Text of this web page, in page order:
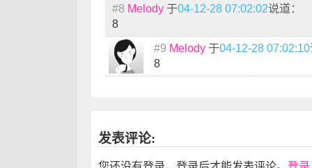
#8 Melody 于04-12-28 07:02:02说道：
8
#9 Melody 于04-12-28 07:02:10
8
发表评论: